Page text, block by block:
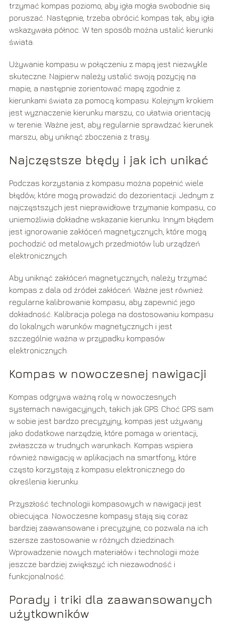
trzymać kompas poziomo, aby igła mogła swobodnie się
poruszać. Następnie, trzeba obrócić kompas tak, aby igła
wskazywała północ. W ten sposób można ustalić kierunki
świata.
Używanie kompasu w połączeniu z mapą jest niezwykle
skuteczne. Najpierw należy ustalić swoją pozycję na
mapie, a następnie zorientować mapę zgodnie z
kierunkami świata za pomocą kompasu. Kolejnym krokiem
jest wyznaczenie kierunku marszu, co ułatwia orientację
w terenie. Ważne jest, aby regularnie sprawdzać kierunek
marszu, aby uniknąć zboczenia z trasy.
Najczęstsze błędy i jak ich unikać
Podczas korzystania z kompasu można popełnić wiele
błędów, które mogą prowadzić do dezorientacji. Jednym z
najczęstszych jest nieprawidłowe trzymanie kompasu, co
uniemożliwia dokładne wskazanie kierunku. Innym błędem
jest ignorowanie zakłóceń magnetycznych, które mogą
pochodzić od metalowych przedmiotów lub urządzeń
elektronicznych.
Aby uniknąć zakłóceń magnetycznych, należy trzymać
kompas z dala od źródeł zakłóceń. Ważne jest również
regularne kalibrowanie kompasu, aby zapewnić jego
dokładność. Kalibracja polega na dostosowaniu kompasu
do lokalnych warunków magnetycznych i jest
szczególnie ważna w przypadku kompasów
elektronicznych.
Kompas w nowoczesnej nawigacji
Kompas odgrywa ważną rolę w nowoczesnych
systemach nawigacyjnych, takich jak GPS. Choć GPS sam
w sobie jest bardzo precyzyjny, kompas jest używany
jako dodatkowe narzędzie, które pomaga w orientacji,
zwłaszcza w trudnych warunkach. Kompas wspiera
również nawigację w aplikacjach na smartfony, które
często korzystają z kompasu elektronicznego do
określenia kierunku.
Przyszłość technologii kompasowych w nawigacji jest
obiecująca. Nowoczesne kompasy stają się coraz
bardziej zaawansowane i precyzyjne, co pozwala na ich
szersze zastosowanie w różnych dziedzinach.
Wprowadzenie nowych materiałów i technologii może
jeszcze bardziej zwiększyć ich niezawodność i
funkcjonalność.
Porady i triki dla zaawansowanych
użytkowników